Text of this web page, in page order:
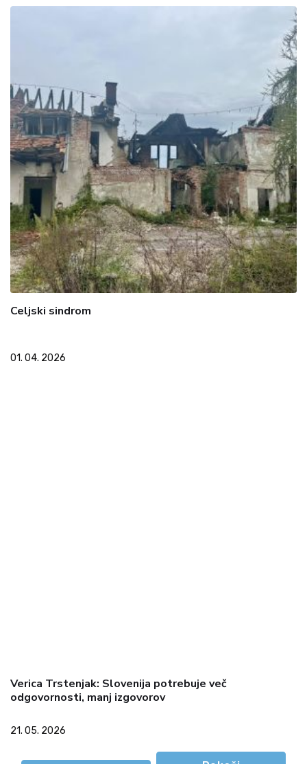
Celjski sindrom
01. 04. 2026
Verica Trstenjak: Slovenija potrebuje več
odgovornosti, manj izgovorov
21. 05. 2026